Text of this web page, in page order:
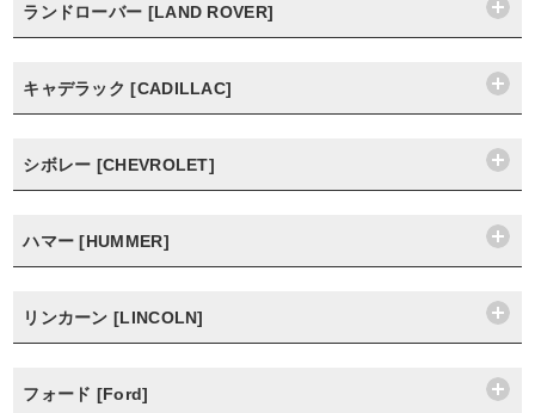
ランドローバー [LAND ROVER]
キャデラック [CADILLAC]
シボレー [CHEVROLET]
ハマー [HUMMER]
リンカーン [LINCOLN]
フォード [Ford]